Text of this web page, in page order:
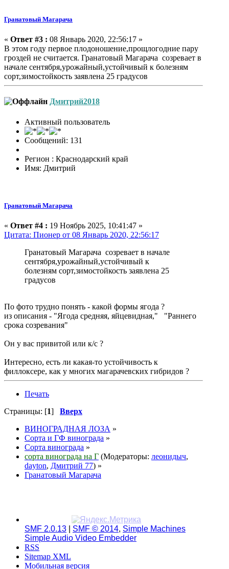
Гранатовый Магарача
« Ответ #3 : 08 Январь 2020, 22:56:17 »
В этом году первое плодоношение,прощлогодние пару
гроздей не считается. Гранатовый Магарача созревает в
начале сентября,урожайный,устойчивый к болезням
сорт,зимостойкость заявлена 25 градусов
Дмитрий2018
Активный пользователь
Сообщений: 131
Регион : Краснодарский край
Имя: Дмитрий
Гранатовый Магарача
« Ответ #4 : 19 Ноябрь 2025, 10:41:47 »
Цитата: Пионер от 08 Январь 2020, 22:56:17
Гранатовый Магарача созревает в начале
сентября,урожайный,устойчивый к
болезням сорт,зимостойкость заявлена 25
градусов
По фото трудно понять - какой формы ягода ?
из описания - "Ягода средняя, яйцевидная," "Раннего
срока созревания"
Он у вас привитой или к/с ?
Интересно, есть ли какая-то устойчивость к
филлоксере, как у многих магарачевских гибридов ?
Печать
Страницы: [1] Вверх
ВИНОГРАДНАЯ ЛОЗА »
Сорта и ГФ винограда »
Сорта винограда »
сорта винограда на Г (Модераторы: леонидыч,
dayton, Дмитрий 77) »
Гранатовый Магарача
SMF 2.0.13 SMF © 2014, Simple Machines
Simple Audio Video Embedder
RSS
Sitemap XML
Мобильная версия